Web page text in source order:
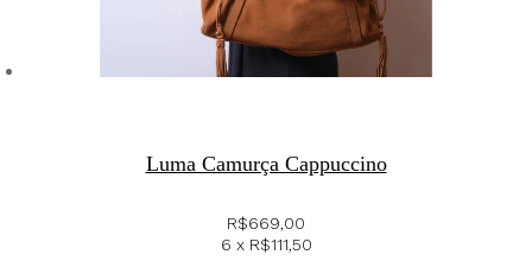
Luma Camurça Cappuccino
R$669,00
6 x R$111,50